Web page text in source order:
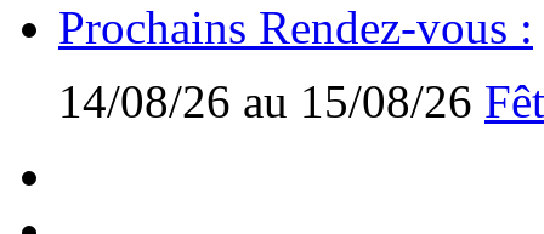
Prochains Rendez-vous :
14/08/26 au 15/08/26